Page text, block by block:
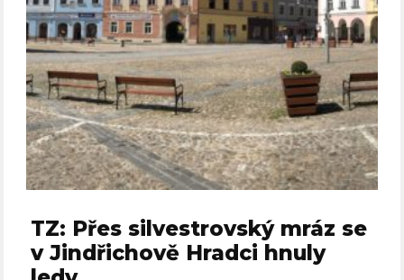
TZ: Přes silvestrovský mráz se
v Jindřichově Hradci hnuly